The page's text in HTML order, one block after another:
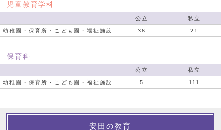
児童教育学科
公立 私立
幼稚園・保育所・こども園・福祉施設 36 21
保育科
公立 私立
幼稚園・保育所・こども園・福祉施設 5 111
安田の教育